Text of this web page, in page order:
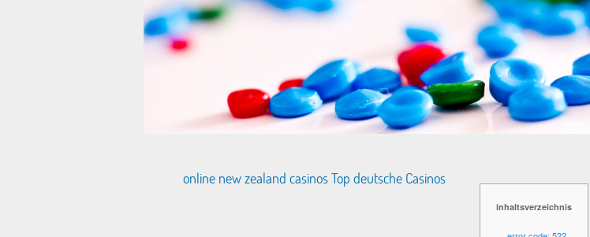
online new zealand casinos Top deutsche Casinos
inhaltsverzeichnis